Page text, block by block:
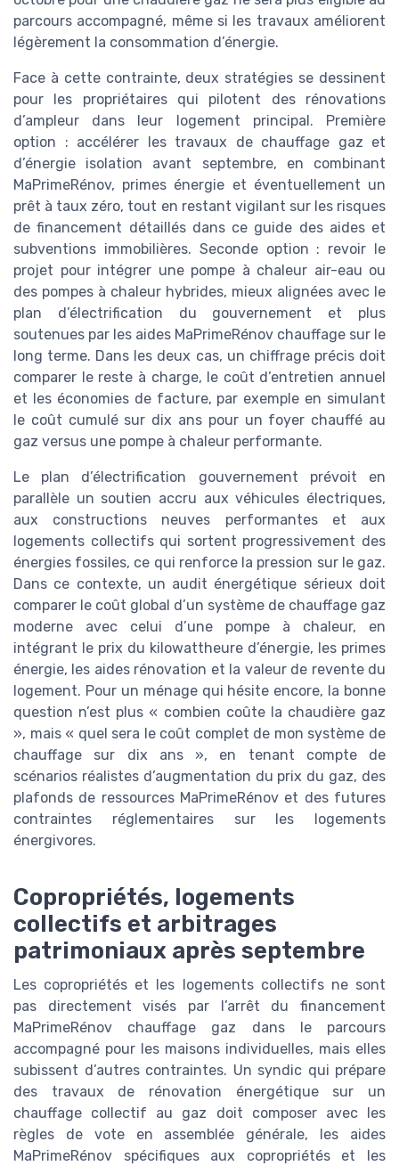
parcours accompagné, même si les travaux améliorent
légèrement la consommation d’énergie.
Face à cette contrainte, deux stratégies se dessinent
pour les propriétaires qui pilotent des rénovations
d’ampleur dans leur logement principal. Première
option : accélérer les travaux de chauffage gaz et
d’énergie isolation avant septembre, en combinant
MaPrimeRénov, primes énergie et éventuellement un
prêt à taux zéro, tout en restant vigilant sur les risques
de financement détaillés dans ce guide des aides et
subventions immobilières. Seconde option : revoir le
projet pour intégrer une pompe à chaleur air-eau ou
des pompes à chaleur hybrides, mieux alignées avec le
plan d’électrification du gouvernement et plus
soutenues par les aides MaPrimeRénov chauffage sur le
long terme. Dans les deux cas, un chiffrage précis doit
comparer le reste à charge, le coût d’entretien annuel
et les économies de facture, par exemple en simulant
le coût cumulé sur dix ans pour un foyer chauffé au
gaz versus une pompe à chaleur performante.
Le plan d’électrification gouvernement prévoit en
parallèle un soutien accru aux véhicules électriques,
aux constructions neuves performantes et aux
logements collectifs qui sortent progressivement des
énergies fossiles, ce qui renforce la pression sur le gaz.
Dans ce contexte, un audit énergétique sérieux doit
comparer le coût global d’un système de chauffage gaz
moderne avec celui d’une pompe à chaleur, en
intégrant le prix du kilowattheure d’énergie, les primes
énergie, les aides rénovation et la valeur de revente du
logement. Pour un ménage qui hésite encore, la bonne
question n’est plus « combien coûte la chaudière gaz
», mais « quel sera le coût complet de mon système de
chauffage sur dix ans », en tenant compte de
scénarios réalistes d’augmentation du prix du gaz, des
plafonds de ressources MaPrimeRénov et des futures
contraintes réglementaires sur les logements
énergivores.
Copropriétés, logements
collectifs et arbitrages
patrimoniaux après septembre
Les copropriétés et les logements collectifs ne sont
pas directement visés par l’arrêt du financement
MaPrimeRénov chauffage gaz dans le parcours
accompagné pour les maisons individuelles, mais elles
subissent d’autres contraintes. Un syndic qui prépare
des travaux de rénovation énergétique sur un
chauffage collectif au gaz doit composer avec les
règles de vote en assemblée générale, les aides
MaPrimeRénov spécifiques aux copropriétés et les